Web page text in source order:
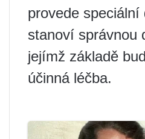
provede speciální
stanoví správnou
jejímž základě
účinná léčba.